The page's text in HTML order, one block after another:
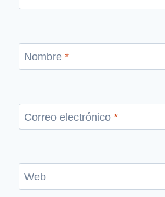
Nombre *
Correo electrónico *
Web